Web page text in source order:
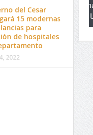
del Cesar
15 modernas
para
de hospitales
2022
para matrícula en
de la UPC